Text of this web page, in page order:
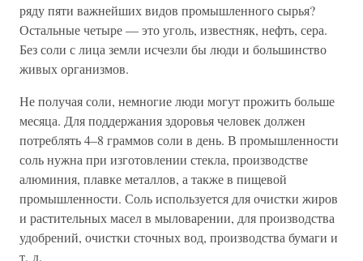
ряду пяти важнейших видов промышленного сырья?
Остальные четыре — это уголь, известняк, нефть, сера.
Без соли с лица земли исчезли бы люди и большинство
живых организмов.
Не получая соли, немногие люди могут прожить больше
месяца. Для поддержания здоровья человек должен
потреблять 4–8 граммов соли в день. В промышленности
соль нужна при изготовлении стекла, производстве
алюминия, плавке металлов, а также в пищевой
промышленности. Соль используется для очистки жиров
и растительных масел в мыловарении, для производства
удобрений, очистки сточных вод, производства бумаги и
т. д.